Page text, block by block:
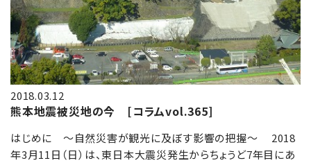
2018.03.12
熊本地震被災地の今 [コラムvol.365]
はじめに ～自然災害が観光に及ぼす影響の把握～ 2018
年3月11日（日）は、東日本大震災発生からちょうど7年目にあ